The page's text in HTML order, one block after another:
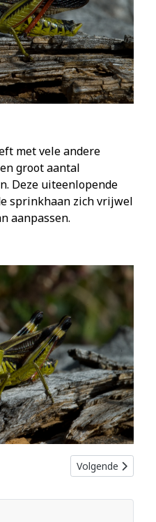
met vele andere
groot aantal
Deze uiteenlopende
sprinkhaan zich vrijwel
aanpassen.
Volgende
Volgende